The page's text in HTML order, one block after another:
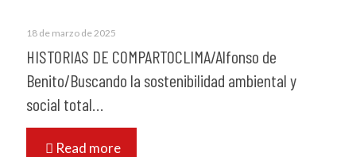
18 de marzo de 2025
HISTORIAS DE COMPARTOCLIMA/Alfonso de
Benito/Buscando la sostenibilidad ambiental y
social total…
Read more